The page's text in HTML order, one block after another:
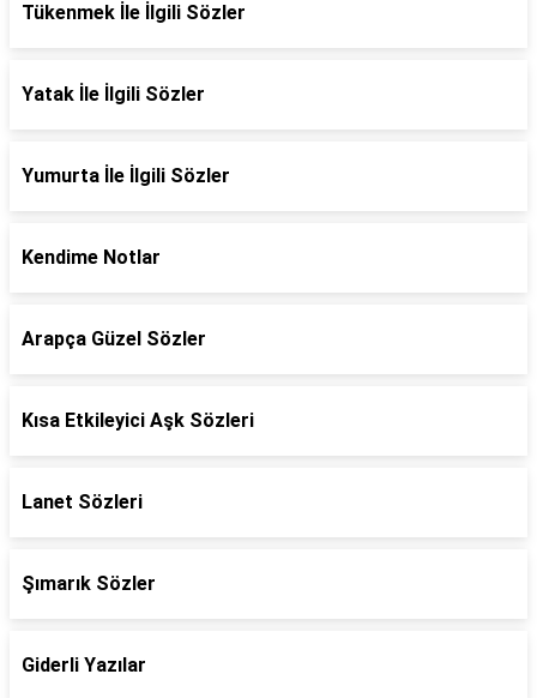
Tükenmek İle İlgili Sözler
Yatak İle İlgili Sözler
Yumurta İle İlgili Sözler
Kendime Notlar
Arapça Güzel Sözler
Kısa Etkileyici Aşk Sözleri
Lanet Sözleri
Şımarık Sözler
Giderli Yazılar